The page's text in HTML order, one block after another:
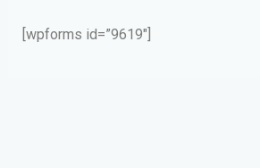
[wpforms id=”9619″]